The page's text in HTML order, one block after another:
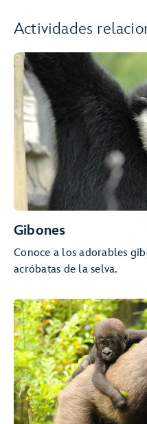
Actividades
Gibones
Conoce a los adorables
acróbatas de la selva.